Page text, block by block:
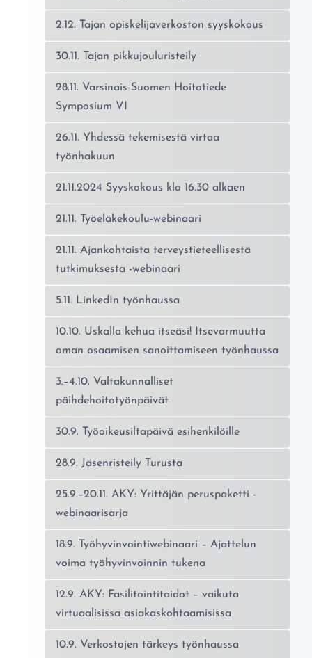
2.12. Tajan opiskelijaverkoston syyskokous
30.11. Tajan pikkujouluristeily
28.11. Varsinais-Suomen Hoitotiede
Symposium VI
26.11. Yhdessä tekemisestä virtaa
työnhakuun
21.11.2024 Syyskokous klo 16.30 alkaen
21.11. Työeläkekoulu-webinaari
21.11. Ajankohtaista terveystieteellisestä
tutkimuksesta -webinaari
5.11. LinkedIn työnhaussa
10.10. Uskalla kehua itseäsi! Itsevarmuutta
oman osaamisen sanoittamiseen työnhaussa
3.–4.10. Valtakunnalliset
päihdehoitotyönpäivät
30.9. Työoikeusiltapäivä esihenkilöille
28.9. Jäsenristeily Turusta
25.9.–20.11. AKY: Yrittäjän peruspaketti -
webinaarisarja
18.9. Työhyvinvointiwebinaari – Ajattelun
voima työhyvinvoinnin tukena
12.9. AKY: Fasilitointitaidot – vaikuta
virtuaalisissa asiakaskohtaamisissa
10.9. Verkostojen tärkeys työnhaussa